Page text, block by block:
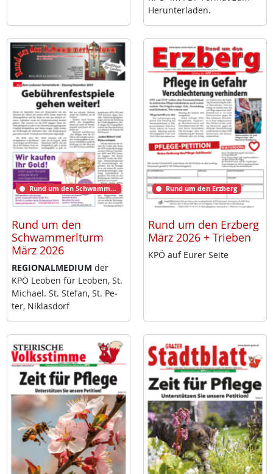
Her­un­ter­la­den.
Rund um den Schwammerlturm
Rund um den
Schwammerlturm
März 2026
RE­GIO­NAL­ME­DI­UM der
KPÖ Leo­ben für Leo­ben, St.
Mi­cha­el. St. Ste­fan, St. Pe­
ter, Niklas­dorf
Rund um den Erzberg
Rund um den Erzberg
März 2026 + Trieben
KPÖ auf Eu­rer Sei­te